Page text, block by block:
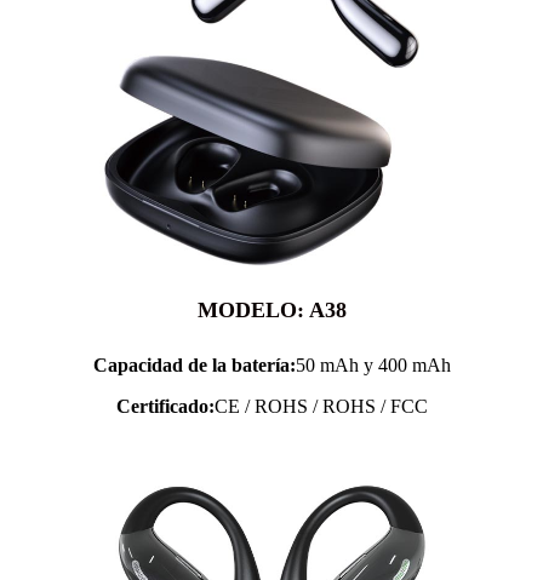
MODELO: A38
Capacidad de la batería:50 mAh y 400 mAh
Certificado:CE / ROHS / ROHS / FCC